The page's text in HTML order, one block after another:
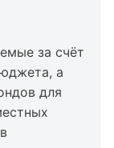
за счёт
а
для